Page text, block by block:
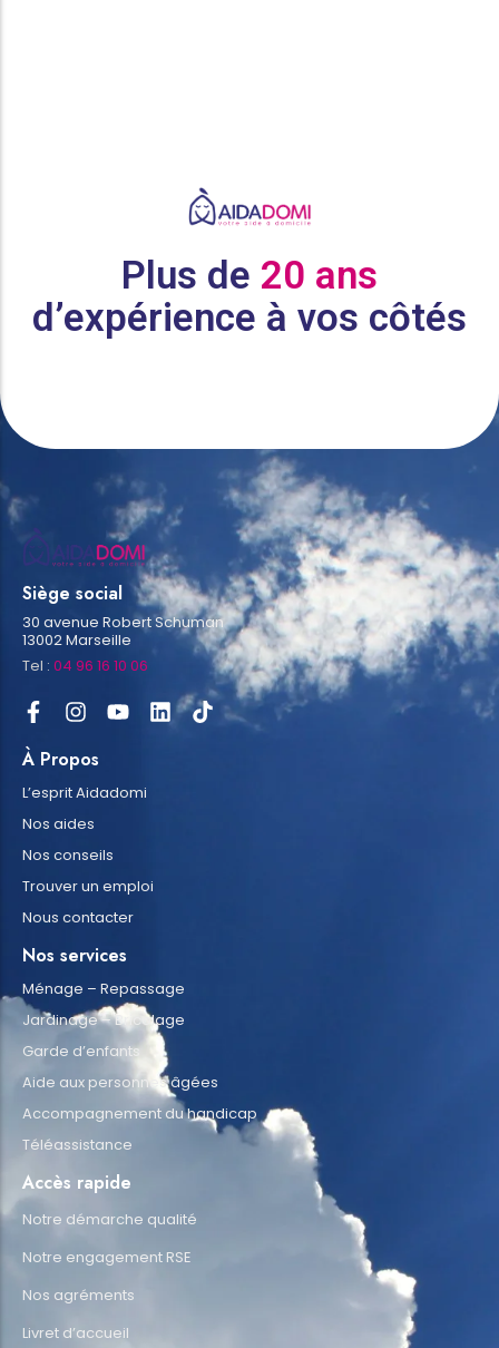
Plus de 20 ans
d’expérience à vos côtés
Siège social
30 avenue Robert Schuman
13002 Marseille
Tel : 04 96 16 10 06
À Propos
L’esprit Aidadomi
Nos aides
Nos conseils
Trouver un emploi
Nous contacter
Nos services
Ménage – Repassage
Jardinage – Bricolage
Garde d’enfants
Aide aux personnes âgées
Accompagnement du handicap
Téléassistance
Accès rapide
Notre démarche qualité
Notre engagement RSE
Nos agréments
Livret d’accueil